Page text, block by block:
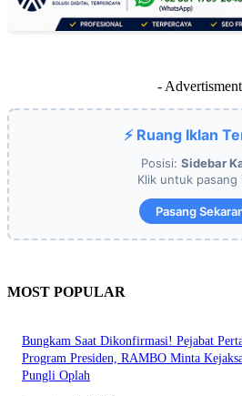
-
⚡ Ruang Iklan
Posisi: Sidebar
Klik untuk pasang
Pasang
MOST POPULAR
Bungkam Saat Dikonfirmasi! Pejabat
Program Presiden, RAMBO Minta
Pungli Oplah